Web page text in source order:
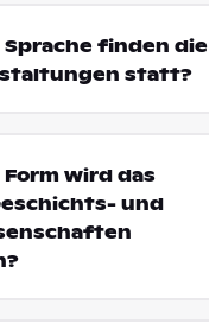
Sprache finden die
statt?
wird das
und